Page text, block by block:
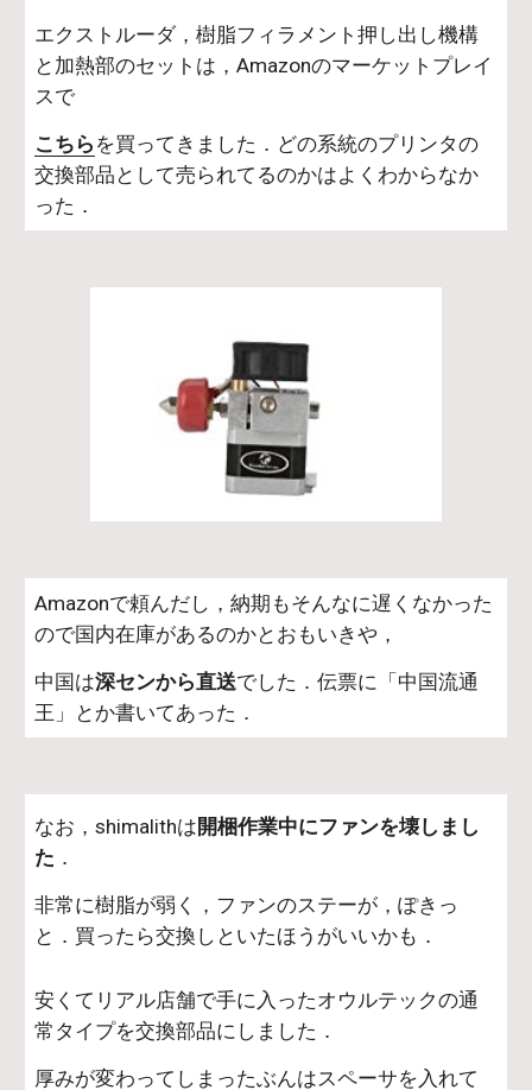
エクストルーダ，樹脂フィラメント押し出し機構
と加熱部のセットは，Amazonのマーケットプレイ
スで
こちら を買ってきました．どの系統のプリンタの
交換部品として売られてるのかはよくわからなか
った．
Amazonで頼んだし，納期もそんなに遅くなかった
ので国内在庫があるのかとおもいきや，
中国は深センから直送でした．伝票に「中国流通
王」とか書いてあった．
なお，shimalithは 開梱作業中にファンを壊しまし
た ．
非常に樹脂が弱く，ファンのステーが，ぽきっ
と．買ったら交換しといたほうがいいかも．
安くてリアル店舗で手に入ったオウルテックの通
常タイプを交換部品にしました．
厚みが変わってしまったぶんはスペーサを入れて